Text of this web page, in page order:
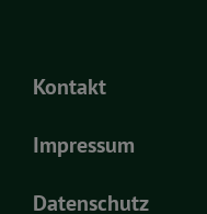
Kontakt
Impressum
Datenschutz